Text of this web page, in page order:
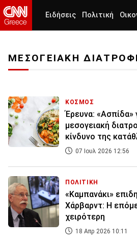
Ειδήσεις Πολιτική
ΜΕΣΟΓΕΙΑΚΗ
ΚΟΣΜΟΣ
Έρευνα: «Ασπίδα»
μεσογειακή
κίνδυνο της
07 Ιουλ 2026 12:56
ΠΟΛΙΤΙΚΗ
«Καμπανάκι»
Χάρβαρντ: Η
χειρότερη
18 Απρ 2026 10:11